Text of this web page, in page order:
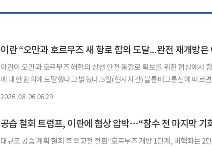
이란 “오만과 호르무즈 새 항로 합의 도달...완전 재개방은
이란이 오만과 호르무즈 해협의 상선 안전 통항로 확보를 위한 협상에서
에 대한 합의에 도달했다고 밝혔다. 5일(현지시간) 블룸버그통신에 따르면 에스마일 바가이
2026-08-06 06:29
공습 철회 트럼프, 이란에 협상 압박⋯“참수 전 마지막 기
대규모 공습 계획 철회 후 외교전 전환“호르무즈 개방 1단계, 비핵화는 2단계” 도널드